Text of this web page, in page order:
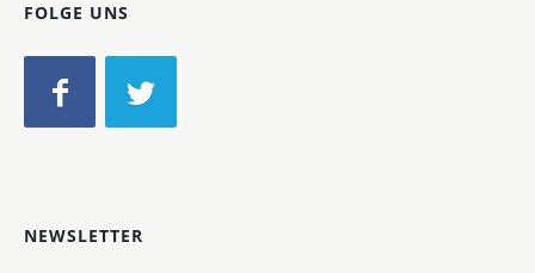
FOLGE UNS
NEWSLETTER